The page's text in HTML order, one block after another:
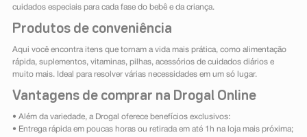
cuidados especiais para cada fase do bebê e da criança.
Produtos de conveniência
Aqui você encontra itens que tornam a vida mais prática, como alimentação
rápida, suplementos, vitaminas, pilhas, acessórios de cuidados diários e
muito mais. Ideal para resolver várias necessidades em um só lugar.
Vantagens de comprar na Drogal Online
• Além da variedade, a Drogal oferece benefícios exclusivos:
• Entrega rápida em poucas horas ou retirada em até 1h na loja mais próxima;